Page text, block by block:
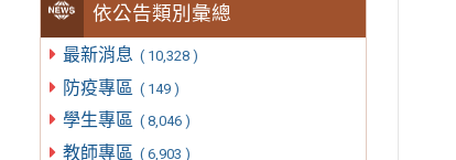
依公告類別彙總
最新消息 ( 10,328 )
防疫專區 ( 149 )
學生專區 ( 8,046 )
教師專區 ( 6,903 )